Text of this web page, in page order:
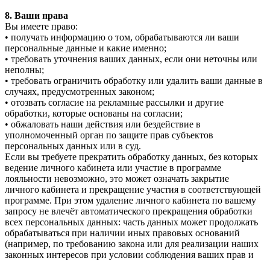
8. Ваши права
Вы имеете право:
• получать информацию о том, обрабатываются ли ваши
персональные данные и какие именно;
• требовать уточнения ваших данных, если они неточны или
неполны;
• требовать ограничить обработку или удалить ваши данные в
случаях, предусмотренных законом;
• отозвать согласие на рекламные рассылки и другие
обработки, которые основаны на согласии;
• обжаловать наши действия или бездействие в
уполномоченный орган по защите прав субъектов
персональных данных или в суд.
Если вы требуете прекратить обработку данных, без которых
ведение личного кабинета или участие в программе
лояльности невозможно, это может означать закрытие
личного кабинета и прекращение участия в соответствующей
программе. При этом удаление личного кабинета по вашему
запросу не влечёт автоматического прекращения обработки
всех персональных данных: часть данных может продолжать
обрабатываться при наличии иных правовых оснований
(например, по требованию закона или для реализации наших
законных интересов при условии соблюдения ваших прав и